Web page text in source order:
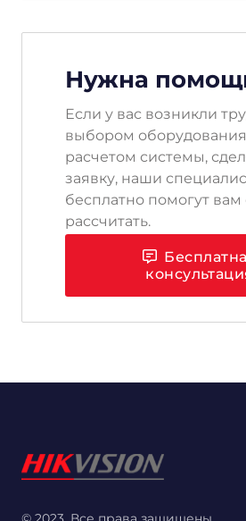
Нужна
Если у вас возникли
выбором
расчетом системы,
заявку, наши
бесплатно помогут вам
рассчитать.